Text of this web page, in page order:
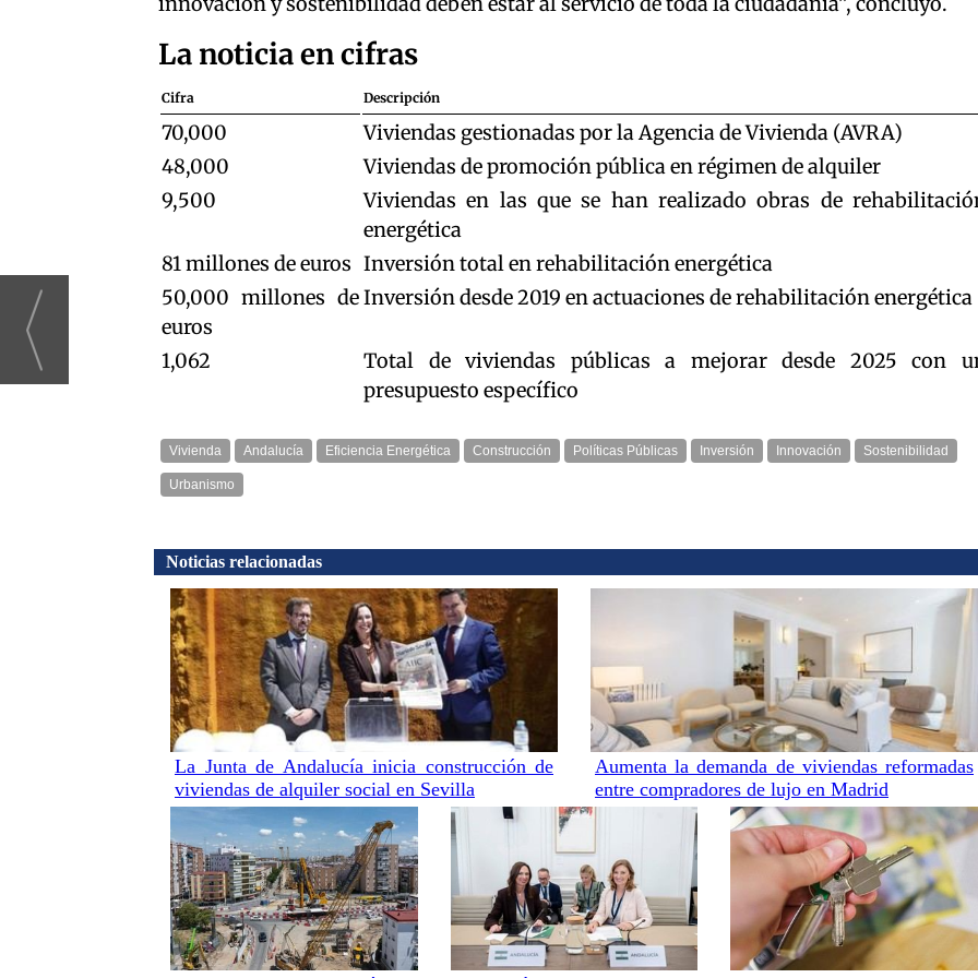
La noticia en cifras
Cifra Descripción
70,000
Viviendas gestionadas por la Agencia de Vivienda (AVRA)
48,000
Viviendas de promoción pública en régimen de alquiler
9,500
Viviendas en las que se han realizado obras de
energética
81 millones de euros Inversión total en rehabilitación energética
50,000 millones de
euros
Inversión desde 2019 en actuaciones de rehabilitación energética
1,062
Total de viviendas públicas a mejorar desde 2025 con
presupuesto específico
Vivienda Andalucía Eficiencia Energética Construcción Políticas Públicas Inversión Innovación Sostenibilidad
Urbanismo
Noticias relacionadas
La Junta de Andalucía inicia construcción de
viviendas de alquiler social en Sevilla
Aumenta la demanda de viviendas reformadas
entre compradores de lujo en Madrid